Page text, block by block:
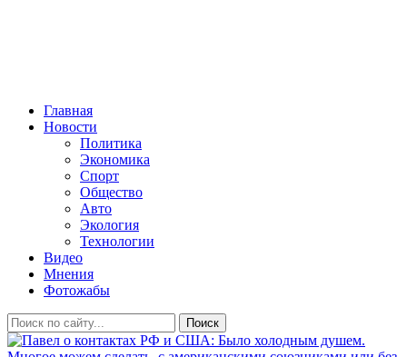
Главная
Новости
Политика
Экономика
Спорт
Общество
Авто
Экология
Технологии
Видео
Мнения
Фотожабы
Поиск